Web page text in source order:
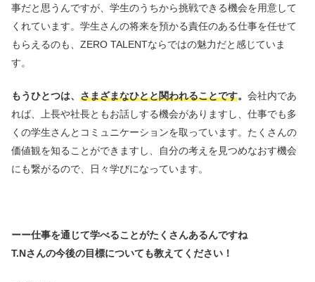
事だと思うんですが、学生のうちから挑戦できる機会を用意して
くれています。学生さんの将来を預かる責任のある仕事を任せて
もらえるのも、ZERO TALENTならではの魅力だと感じていま
す。
もうひとつは、 さまざまなひとと関われることです。 会社内であ
れば、上長や社長ともお話しする機会がありますし、仕事でも多
くの学生さんとコミュニケーションを取っています。たくさんの
価値観を知ることができますし、自分の考えを見つめなおす機会
にも繋がるので、日々学びになっています。
ーー仕事を通じて学べることがたくさんあるんですね
T.Nさんの今後の目標についても教えてください！